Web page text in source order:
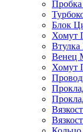
Блок
Хомут
Втулка
Венец
Хомут